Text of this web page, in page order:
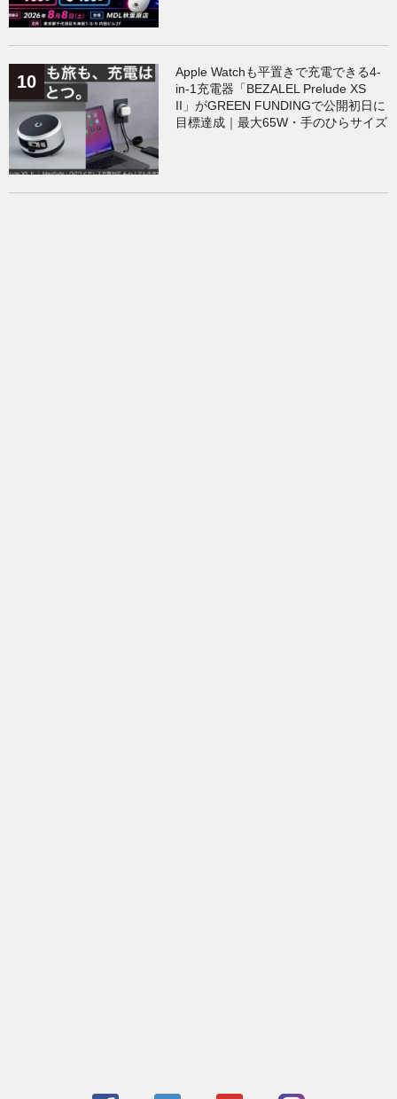
Apple Watchも平置きで充電できる4-
in-1充電器「BEZALEL Prelude XS
II」がGREEN FUNDINGで公開初日に
目標達成｜最大65W・手のひらサイズ